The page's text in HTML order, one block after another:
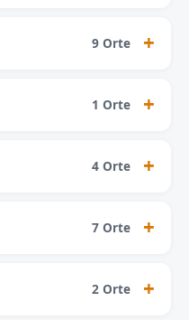
9 Orte
1 Orte
4 Orte
7 Orte
2 Orte